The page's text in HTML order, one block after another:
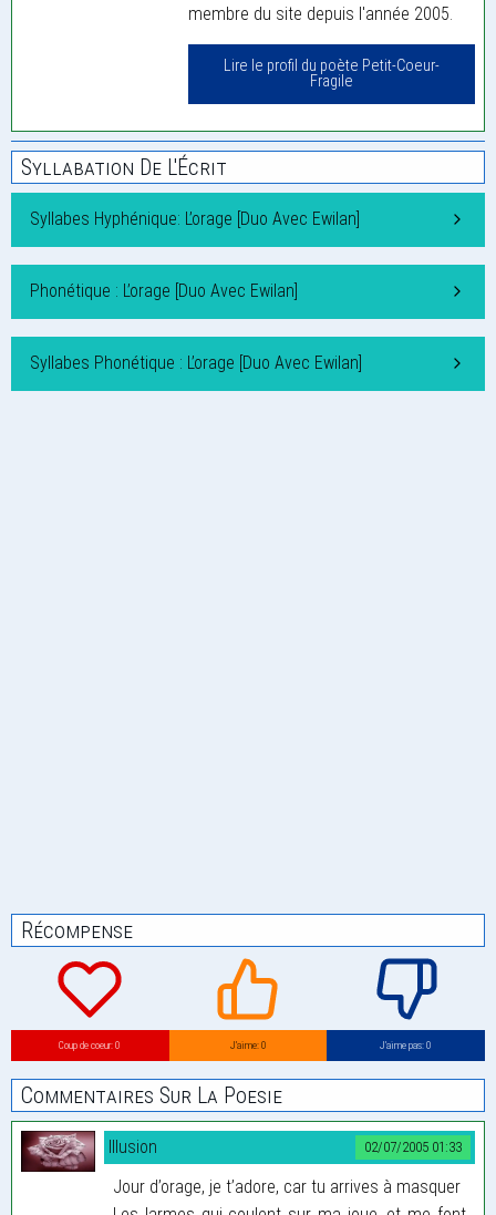
membre du site depuis l'année 2005.
Lire le profil du poète Petit-Coeur-
Fragile
Syllabation De L'Écrit
Syllabes Hyphénique: L’orage [Duo Avec Ewilan]
Phonétique : L’orage [Duo Avec Ewilan]
Syllabes Phonétique : L’orage [Duo Avec Ewilan]
Récompense
Coup de coeur: 0 J’aime: 0 J’aime pas: 0
Commentaires Sur La Poesie
02/07/2005 01:33
Illusion
Jour d’orage, je t’adore, car tu arrives à masquer